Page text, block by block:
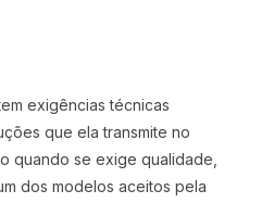
exigências técnicas
que ela transmite no
quando se exige qualidade,
dos modelos aceitos pela